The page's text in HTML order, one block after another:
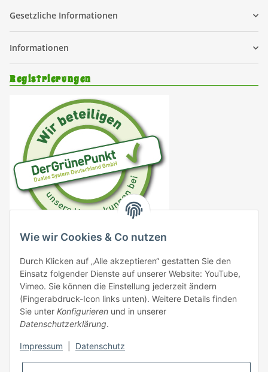
Gesetzliche Informationen
Informationen
Registrierungen
VO (EG) 183/2005
VO (EG) 999/2001
EG 1069/2009 DE09576000137
VO (EG) 767/2009
Wie wir Cookies & Co nutzen
Durch Klicken auf „Alle akzeptieren“ gestatten Sie den
Einsatz folgender Dienste auf unserer Website: YouTube,
Vimeo. Sie können die Einstellung jederzeit ändern
(Fingerabdruck-Icon links unten). Weitere Details finden
Sie unter Konfigurieren und in unserer
Datenschutzerklärung.
Impressum Datenschutz